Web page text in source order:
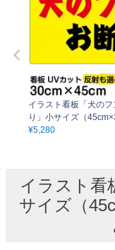
イラスト看板「犬のフ
り」小サイズ（
取付穴4ヶ所あり 表示板
¥5,280
イラスト看
サイズ（